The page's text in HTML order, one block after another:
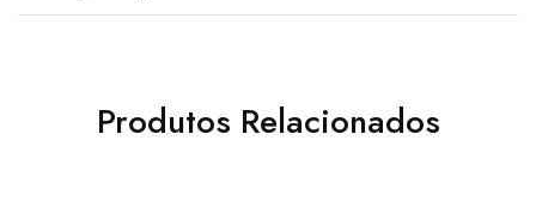
Produtos Relacionados